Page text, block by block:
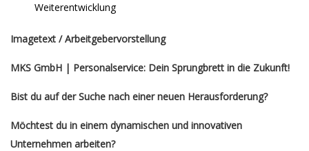
Weiterentwicklung
Imagetext / Arbeitgebervorstellung
MKS GmbH | Personalservice: Dein Sprungbrett in die Zukunft!
Bist du auf der Suche nach einer neuen Herausforderung?
Möchtest du in einem dynamischen und innovativen
Unternehmen arbeiten?